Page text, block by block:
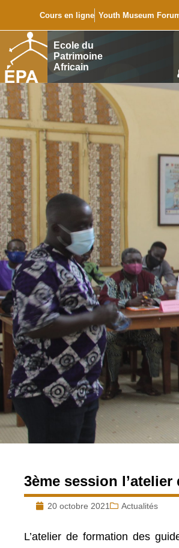
Cours en ligne Youth Museum
Ecole du
Patrimoine
Africain
3ème session
20 octobre 2021 Actualités
L’atelier de formation des